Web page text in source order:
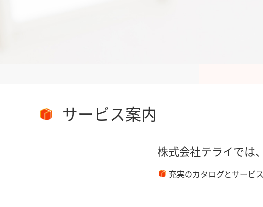
サービス案内
株式会社テライでは、
充実のカタログとサービス